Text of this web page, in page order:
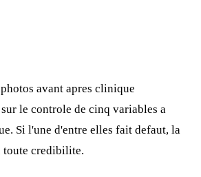
avant apres clinique
le controle de cinq variables a
Si l'une d'entre elles fait defaut, la
toute credibilite.